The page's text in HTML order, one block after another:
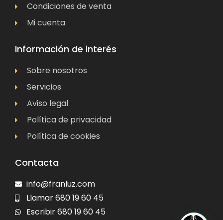
Condiciones de venta
Mi cuenta
Información de interés
Sobre nosotros
Servicios
Aviso legal
Política de privacidad
Política de cookies
Contacta
info@franluz.com
Llamar 680 19 60 45
Escribir 680 19 60 45